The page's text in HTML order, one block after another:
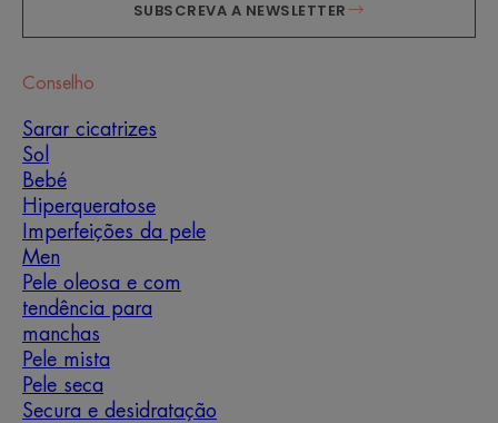
SUBSCREVA A NEWSLETTER
Conselho
Sarar cicatrizes
Sol
Bebé
Hiperqueratose
Imperfeições da pele
Men
Pele oleosa e com
tendência para
manchas
Pele mista
Pele seca
Secura e desidratação